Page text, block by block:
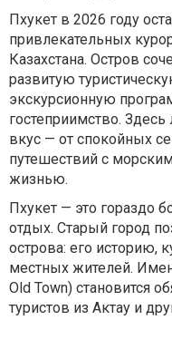
Пхукет в 2026 году
привлекательных
Казахстана. Остров
развитую
экскурсионную
гостеприимство.
вкус — от спокойных
путешествий с
жизнью.
Пхукет — это гораздо
отдых. Старый город
острова: его историю,
местных жителей.
Old Town) становится
туристов из Актау и